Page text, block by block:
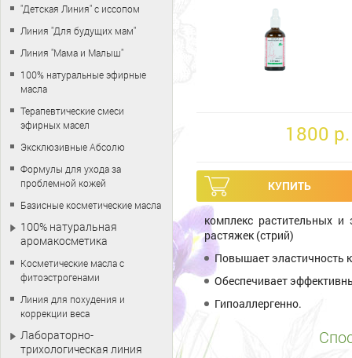
1800 p.
комплекс растительных
растяжек (стрий)
Повышает эластичность
Обеспечивает
Гипоаллергенно.
"Детская Линия" с иссопом
Линия "Для будущих мам"
Линия "Мама и Малыш"
100% натуральные эфирные
масла
Терапевтические смеси
эфирных масел
Эксклюзивные Абсолю
Формулы для ухода за
проблемной кожей
Базисные косметические масла
100% натуральная
аромакосметика
Косметические масла с
фитоэстрогенами
Линия для похудения и
коррекции веса
Лабораторно-
трихологическая линия